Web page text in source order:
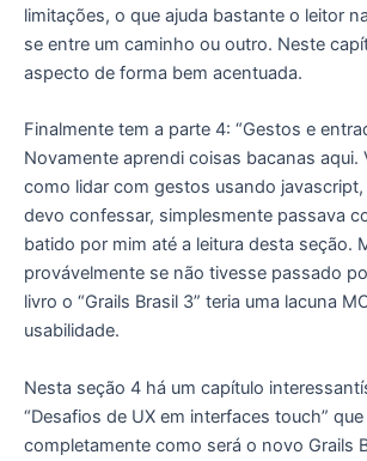
limitações, o que ajuda bastante o leitor
se entre um caminho ou outro. Neste
aspecto de forma bem acentuada.
Finalmente tem a parte 4: “Gestos e
Novamente aprendi coisas bacanas aqui.
como lidar com gestos usando javascript,
devo confessar, simplesmente passava
batido por mim até a leitura desta seção.
provávelmente se não tivesse passado
livro o “Grails Brasil 3” teria uma lacuna
usabilidade.
Nesta seção 4 há um capítulo
“Desafios de UX em interfaces touch”
completamente como será o novo Grails